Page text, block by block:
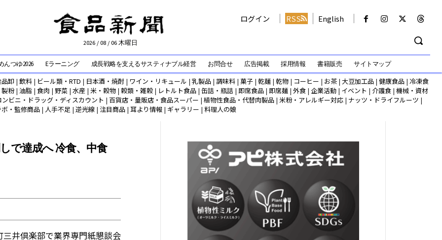
2026 / 08 / 06 木曜日
ログイン RSS English
んつゆ2026 Eラーニング 成長戦略を支えるサスティナブル経営 お問合せ 広告掲載 採用情報 書籍販売 サイトマップ
卸 | 飲料 | ビール類・RTD | 日本酒・焼酎 | ワイン・リキュール | 乳製品 | 調味料 | 菓子 | 乾麺 | 乾物 | コーヒー | お茶 | 大豆加工品 | 健康食品 | 冷凍食
製粉| 油脂 | 食肉 | 野菜 | 水産 | 米・穀物 | 穀類・雑穀 | レトルト食品 | 缶詰・瓶詰 | 即席食品 | 即席麺 | 外食 | 企業活動 | イベント | 介護食 | 機械・資材
ンビニ・ドラッグ・ディスカウント | 百貨店・量販店・食品スーパー | 植物性食品・代替肉製品 | 米粉・アレルギー対応 | ナッツ・ドライフルーツ |
・監修商品 | 人手不足 | 逆光線 | 注目商品 | 耳より情報 | ギャラリー | 料理人の娘
で達成へ 冷食、中食
井倶楽部で業界専門紙懇談会